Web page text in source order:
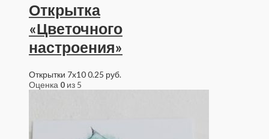
Открытка
«Цветочного
настроения»
Открытки 7x100.25 руб.
Оценка 0 из 5